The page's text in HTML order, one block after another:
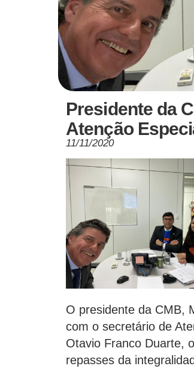
Presidente da
Atenção
11/11/2020
O presidente da CMB,
com o secretário de
Otavio Franco Duarte,
repasses da